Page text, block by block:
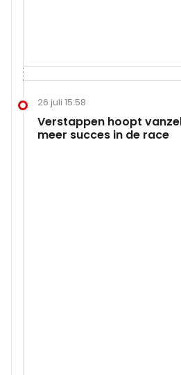
26 juli 15:58
Verstappen hoopt
meer succes in de race